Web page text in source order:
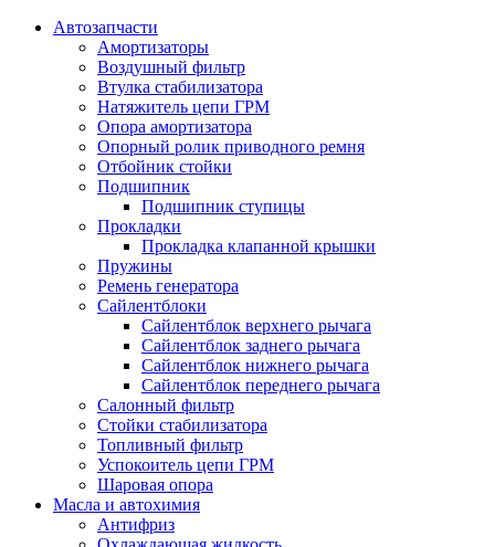
Автозапчасти
Амортизаторы
Воздушный фильтр
Втулка стабилизатора
Натяжитель цепи ГРМ
Опора амортизатора
Опорный ролик приводного ремня
Отбойник стойки
Подшипник
Подшипник ступицы
Прокладки
Прокладка клапанной крышки
Пружины
Ремень генератора
Сайлентблоки
Сайлентблок верхнего рычага
Сайлентблок заднего рычага
Сайлентблок нижнего рычага
Сайлентблок переднего рычага
Салонный фильтр
Стойки стабилизатора
Топливный фильтр
Успокоитель цепи ГРМ
Шаровая опора
Масла и автохимия
Антифриз